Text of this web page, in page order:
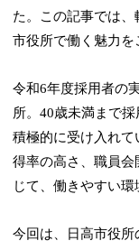
た。この記事では
市役所で働く魅力を
令和6年度採用者の
所。40歳未満まで
積極的に受け入れて
得率の高さ、職員会
じて、働きやすい環
今回は、日高市役所